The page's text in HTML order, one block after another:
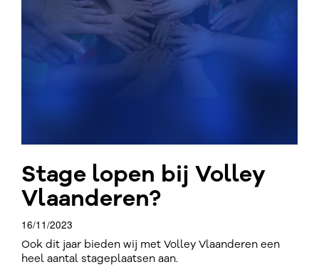
Stage lopen bij Volley
Vlaanderen?
16/11/2023
Ook dit jaar bieden wij met Volley Vlaanderen een
heel aantal stageplaatsen aan.